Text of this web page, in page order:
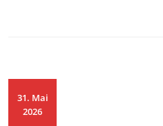
31. Mai
2026